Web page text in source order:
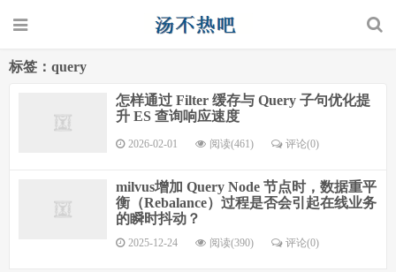
标签：query
怎样通过 Filter 缓存与 Query 子句优化提
升 ES 查询响应速度
2026-02-01 阅读(461) 评论(0)
milvus增加 Query Node 节点时，数据重平
衡（Rebalance）过程是否会引起在线业务
的瞬时抖动？
2025-12-24 阅读(390) 评论(0)